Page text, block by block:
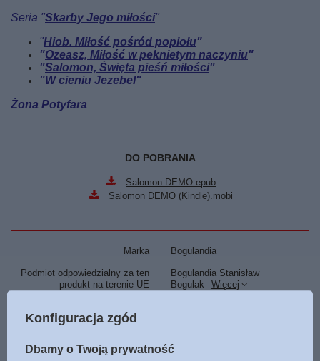
Seria "Skarby Jego miłości"
"Hiob. Miłość pośród popiołu"
"Ozeasz, Miłość w peknietym naczyniu"
"Salomon, Święta pieśń miłości"
"W cieniu Jezebel"
Żona Potyfara
DO POBRANIA
Salomon DEMO.epub
Salomon DEMO (Kindle).mobi
Marka Bogulandia
Podmiot odpowiedzialny za ten
produkt na terenie UE
Bogulandia Stanisław
Bogulak
Więcej
Tłumaczenie
Data i miejsce wydania 2022
Konfiguracja zgód
Dbamy o Twoją prywatność